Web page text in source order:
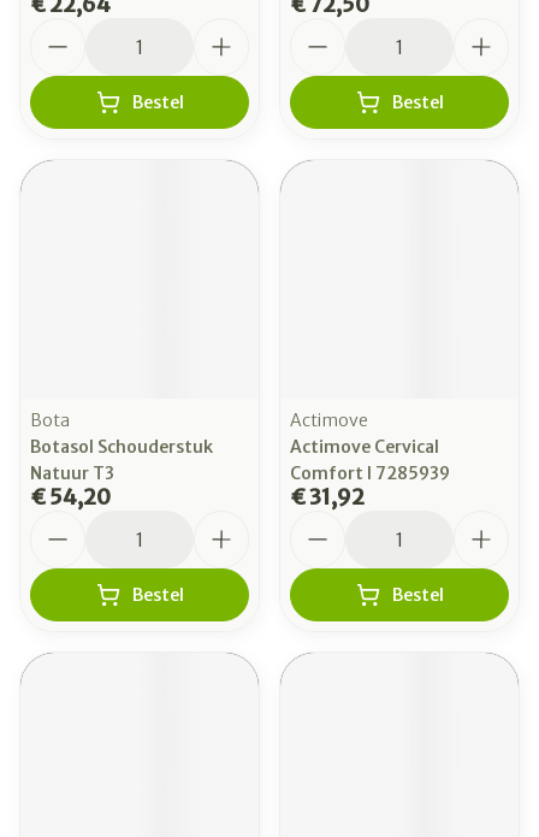
Bestel Bestel
Bota
Botasol Schouderstuk
Natuur T3
€ 54,20
Bestel
Actimove
Actimove Cervical
Comfort l 7285939
€ 31,92
Bestel